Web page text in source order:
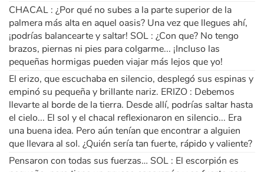
CHACAL : ¿Por qué no subes a la parte superior de la
palmera más alta en aquel oasis? Una vez que llegues ahí,
¡podrías balancearte y saltar! SOL : ¿Con que? No tengo
brazos, piernas ni pies para colgarme... ¡Incluso las
pequeñas hormigas pueden viajar más lejos que yo!
El erizo, que escuchaba en silencio, desplegó sus espinas y
empinó su pequeña y brillante nariz. ERIZO : Debemos
llevarte al borde de la tierra. Desde allí, podrías saltar hasta
el cielo... El sol y el chacal reflexionaron en silencio... Era
una buena idea. Pero aún tenían que encontrar a alguien
que llevara al sol. ¿Quién sería tan fuerte, rápido y valiente?
Pensaron con todas sus fuerzas… SOL : El escorpión es